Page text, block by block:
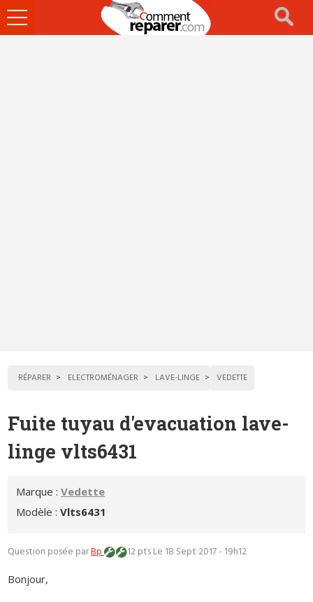
Ouvrir
le
RÉPARER ELECTROMÉNAGER LAVE-LINGE VEDETTE
Fuite tuyau d'evacuation lave-
linge vlts6431
Marque :Vedette
Modèle :Vlts6431
Question posée parBp 12 ptsLe 18 Sept 2017 - 19h12
Bonjour,